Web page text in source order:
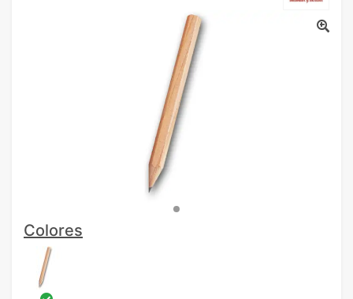
Colores